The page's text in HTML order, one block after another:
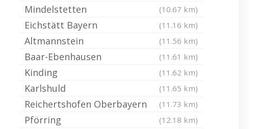
Mindelstetten (10.67 km)
Eichstätt Bayern (11.16 km)
Altmannstein (11.56 km)
Baar-Ebenhausen (11.61 km)
Kinding (11.62 km)
Karlshuld (11.65 km)
Reichertshofen Oberbayern (11.73 km)
Pförring (12.18 km)